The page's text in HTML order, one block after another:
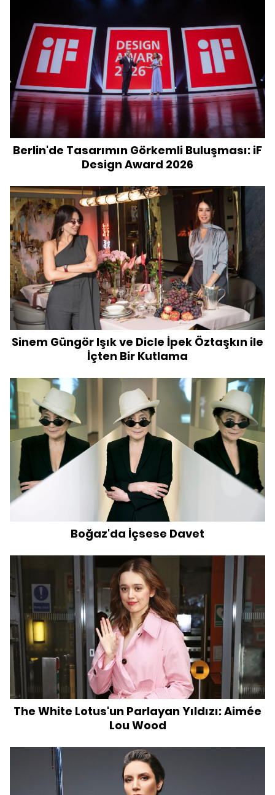
Berlin'de Tasarımın Görkemli Buluşması: iF
Design Award 2026
Sinem Güngör Işık ve Dicle İpek Öztaşkın ile
İçten Bir Kutlama
Boğaz'da İçsese Davet
The White Lotus'un Parlayan Yıldızı: Aimée
Lou Wood